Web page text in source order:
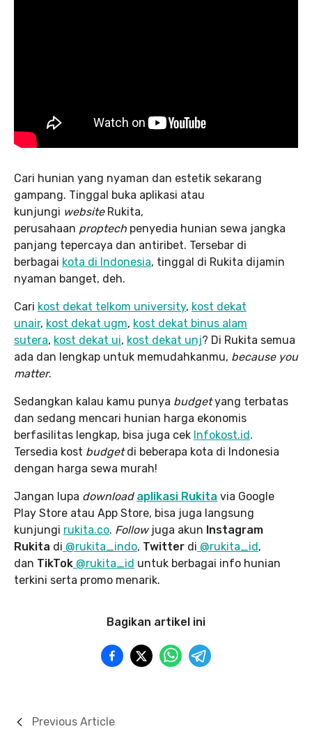
Cari hunian yang nyaman dan estetik sekarang
gampang. Tinggal buka aplikasi atau
kunjungi websiteRukita,
perusahaan proptech penyedia hunian sewa jangka
panjang tepercaya dan antiribet. Tersebar di
berbagai kota di Indonesia, tinggal di Rukita dijamin
nyaman banget, deh.
Cari kost dekat telkom university, kost dekat
unair, kost dekat ugm, kost dekat binus alam
sutera, kost dekat ui, kost dekat unj? Di Rukita semua
ada dan lengkap untuk memudahkanmu, because you
matter.
Sedangkan kalau kamu punya budgetyang terbatas
dan sedang mencari hunian harga ekonomis
berfasilitas lengkap, bisa juga cek Infokost.id.
Tersedia kost budgetdi beberapa kota di Indonesia
dengan harga sewa murah!
Jangan lupa download aplikasi Rukita via Google
Play Store atau App Store, bisa juga langsung
kunjungi rukita.co. Followjuga akun Instagram
Rukita di @rukita_indo, Twitter di @rukita_id,
dan TikTok @rukita_id untuk berbagai info hunian
terkini serta promo menarik.
Bagikan artikel ini
Previous Article